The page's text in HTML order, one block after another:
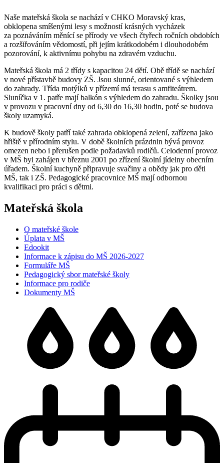
Naše mateřská škola se nachází v CHKO Moravský kras,
obklopena smíšenými lesy s možností krásných vycházek
za poznáváním měnící se přírody ve všech čtyřech ročních obdobích
a rozšiřováním vědomostí, při jejím krátkodobém i dlouhodobém
pozorování, k aktivnímu pohybu na zdravém vzduchu.
Mateřská škola má 2 třídy s kapacitou 24 dětí. Obě třídě se nachází
v nové přístavbě budovy ZŠ. Jsou slunné, orientované s výhledem
do zahrady. Třída motýlků v přízemí má terasu s amfiteátrem.
Sluníčka v 1. patře mají balkón s výhledem do zahradu. Školky jsou
v provozu v pracovní dny od 6,30 do 16,30 hodin, poté se budova
školy uzamyká.
K budově školy patří také zahrada obklopená zelení, zařízena jako
hřiště v přírodním stylu. V době školních prázdnin bývá provoz
omezen nebo i přerušen podle požadavků rodičů. Celodenní provoz
v MŠ byl zahájen v březnu 2001 po zřízení školní jídelny obecním
úřadem. Školní kuchyně připravuje svačiny a obědy jak pro děti
MŠ, tak i ZŠ. Pedagogické pracovnice MŠ mají odbornou
kvalifikaci pro práci s dětmi.
Mateřská škola
O mateřské škole
Úplata v MŠ
Edookit
Informace k zápisu do MŠ 2026-2027
Formuláře MŠ
Pedagogický sbor mateřské školy
Informace pro rodiče
Dokumenty MŠ